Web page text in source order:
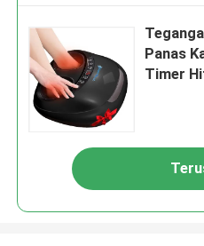
Panas
Timer